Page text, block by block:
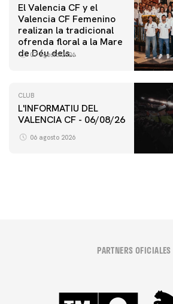
El Valencia CF y el
Valencia CF Femenino
realizan la tradicional
ofrenda floral a la Mare
de Déu dels
07 agosto 2026
CLUB
L'INFORMATIU DEL
VALENCIA CF - 06/08/26
06 agosto 2026
PRIMER EQUIPO
ENTRENAMIENTO DEL VALENCIA
PARTNERS OFICIALES